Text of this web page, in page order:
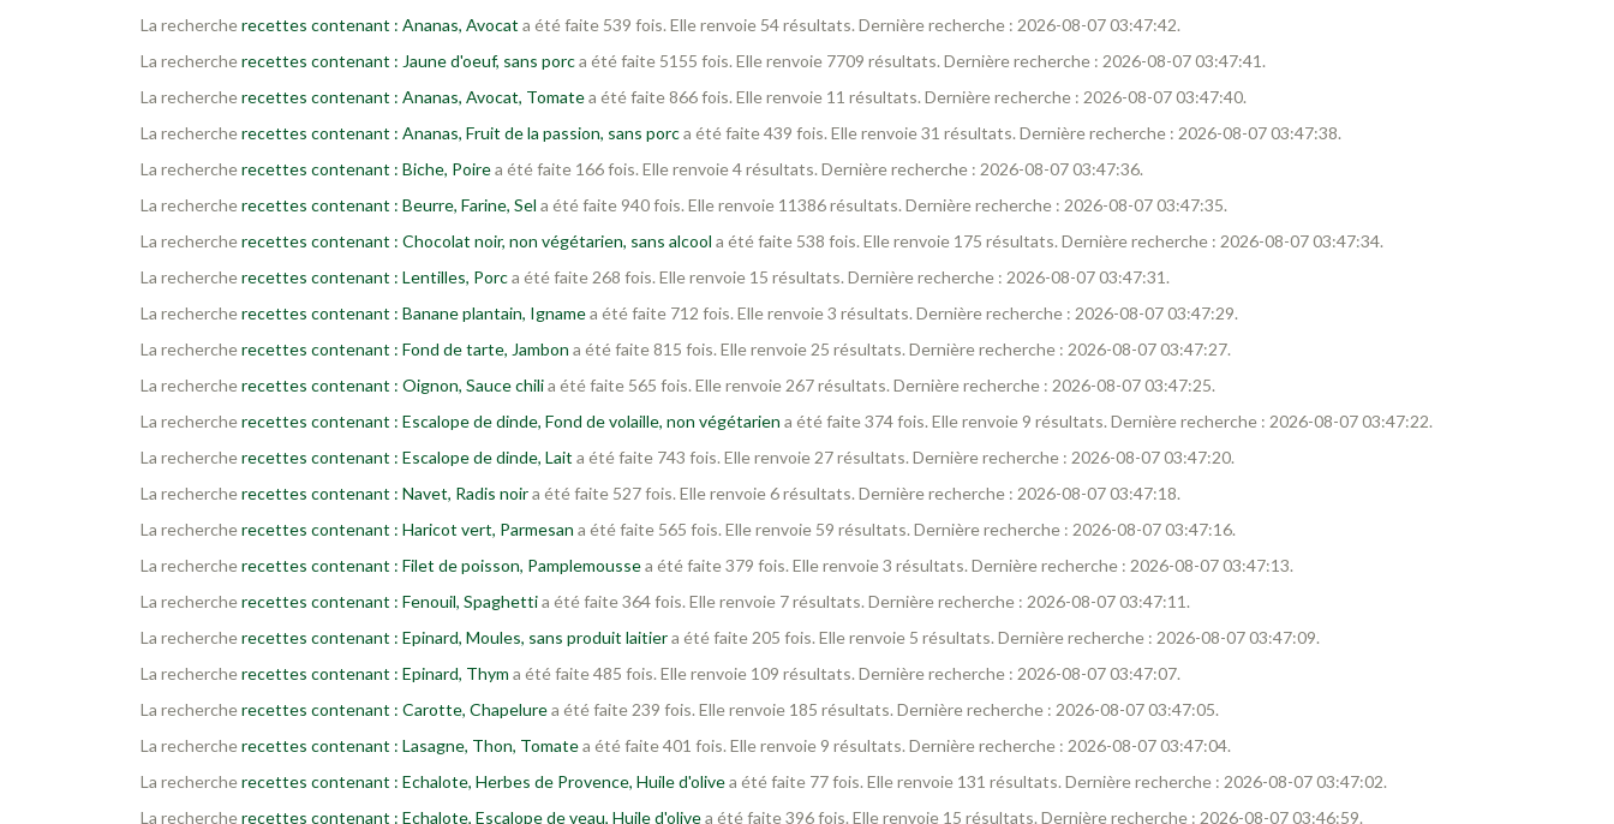
La rechercherecettes contenant : Ananas, Avocat a été faite 539 fois. Elle renvoie 54 résultats. Dernière recherche : 2026-08-07 03:47:42.
La rechercherecettes contenant : Jaune d'oeuf, sans porca été faite 5155 fois. Elle renvoie 7709 résultats. Dernière recherche : 2026-08-07 03:47:41.
La rechercherecettes contenant : Ananas, Avocat, Tomatea été faite 866 fois. Elle renvoie 11 résultats. Dernière recherche : 2026-08-07 03:47:40.
La rechercherecettes contenant : Ananas, Fruit de la passion, sans porca été faite 439 fois. Elle renvoie 31 résultats. Dernière recherche : 2026-08-07 03:47:38.
La rechercherecettes contenant : Biche, Poirea été faite 166 fois. Elle renvoie 4 résultats. Dernière recherche : 2026-08-07 03:47:36.
La rechercherecettes contenant : Beurre, Farine, Sel a été faite 940 fois. Elle renvoie 11386 résultats. Dernière recherche : 2026-08-07 03:47:35.
La rechercherecettes contenant : Chocolat noir, non végétarien, sans alcool a été faite 538 fois. Elle renvoie 175 résultats. Dernière recherche : 2026-08-07 03:47:34.
La rechercherecettes contenant : Lentilles, Porca été faite 268 fois. Elle renvoie 15 résultats. Dernière recherche : 2026-08-07 03:47:31.
La rechercherecettes contenant : Banane plantain, Ignamea été faite 712 fois. Elle renvoie 3 résultats. Dernière recherche : 2026-08-07 03:47:29.
La rechercherecettes contenant : Fond de tarte, Jambon a été faite 815 fois. Elle renvoie 25 résultats. Dernière recherche : 2026-08-07 03:47:27.
La rechercherecettes contenant : Oignon, Sauce chilia été faite 565 fois. Elle renvoie 267 résultats. Dernière recherche : 2026-08-07 03:47:25.
La rechercherecettes contenant : Escalope de dinde, Fond de volaille, non végétarien a été faite 374 fois. Elle renvoie 9 résultats. Dernière recherche : 2026-08-07 03:47:22.
La rechercherecettes contenant : Escalope de dinde, Lait a été faite 743 fois. Elle renvoie 27 résultats. Dernière recherche : 2026-08-07 03:47:20.
La rechercherecettes contenant : Navet, Radis noira été faite 527 fois. Elle renvoie 6 résultats. Dernière recherche : 2026-08-07 03:47:18.
La rechercherecettes contenant : Haricot vert, Parmesan a été faite 565 fois. Elle renvoie 59 résultats. Dernière recherche : 2026-08-07 03:47:16.
La rechercherecettes contenant : Filet de poisson, Pamplemoussea été faite 379 fois. Elle renvoie 3 résultats. Dernière recherche : 2026-08-07 03:47:13.
La rechercherecettes contenant : Fenouil, Spaghettia été faite 364 fois. Elle renvoie 7 résultats. Dernière recherche : 2026-08-07 03:47:11.
La rechercherecettes contenant : Epinard, Moules, sans produit laitiera été faite 205 fois. Elle renvoie 5 résultats. Dernière recherche : 2026-08-07 03:47:09.
La rechercherecettes contenant : Epinard, Thym a été faite 485 fois. Elle renvoie 109 résultats. Dernière recherche : 2026-08-07 03:47:07.
La rechercherecettes contenant : Carotte, Chapelurea été faite 239 fois. Elle renvoie 185 résultats. Dernière recherche : 2026-08-07 03:47:05.
La rechercherecettes contenant : Lasagne, Thon, Tomatea été faite 401 fois. Elle renvoie 9 résultats. Dernière recherche : 2026-08-07 03:47:04.
La rechercherecettes contenant : Echalote, Herbes de Provence, Huile d'olivea été faite 77 fois. Elle renvoie 131 résultats. Dernière recherche : 2026-08-07 03:47:02.
La rechercherecettes contenant : Echalote, Escalope de veau, Huile d'olivea été faite 396 fois. Elle renvoie 15 résultats. Dernière recherche : 2026-08-07 03:46:59.